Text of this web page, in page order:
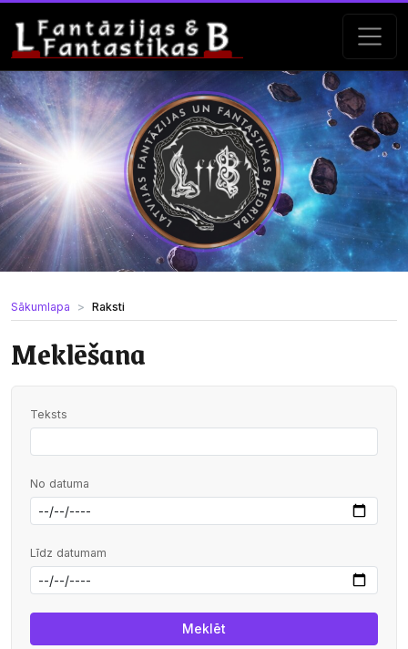
Sākumlapa Raksti
Meklēšana
Teksts
No datuma
Līdz datumam